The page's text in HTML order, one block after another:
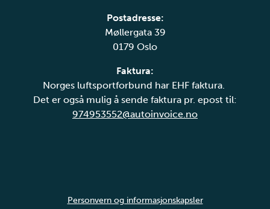
Postadresse:
Møllergata 39
0179 Oslo
Faktura:
Norges luftsportforbund har EHF faktura.
Det er også mulig å sende faktura pr. epost til:
974953552@autoinvoice.no
Personvern og informasjonskapsler